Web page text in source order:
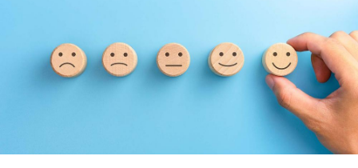
gebracht. Budgettair kan de uitvoering hiervan pas
voorzien worden in de planperiode 2026-2031.